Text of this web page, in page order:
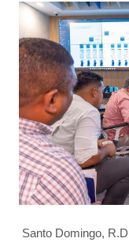
Santo Domingo,